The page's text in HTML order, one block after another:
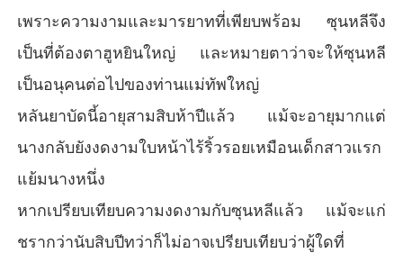
เพราะความงามและมารยาทที่เพียบพร้อม ซุนหลีจึง
เป็นที่ต้องตาฮูหยินใหญ่ และหมายตาว่าจะให้ซุนหลี
เป็นอนุคนต่อไปของท่านแม่ทัพใหญ่
หลันยาบัดนี้อายุสามสิบห้าปีแล้ว แม้จะอายุมากแต่
นางกลับยังงดงามใบหน้าไร้ริ้วรอยเหมือนเด็กสาวแรก
แย้มนางหนึ่ง
หากเปรียบเทียบความงดงามกับซุนหลีแล้ว แม้จะแก่
ชรากว่านับสิบปีทว่าก็ไม่อาจเปรียบเทียบว่าผู้ใดที่